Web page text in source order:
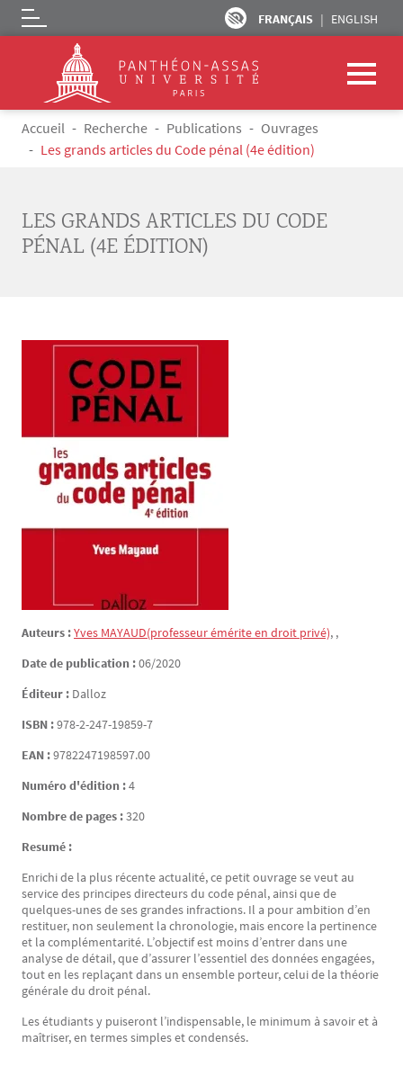
Aller au contenu principal
FRANÇAIS ENGLISH
Logo
Fil d'Ariane
Accueil Recherche Publications
Ouvrages
Les grands articles du Code pénal (4e édition)
LES GRANDS ARTICLES DU CODE
PÉNAL (4E ÉDITION)
Auteurs :Yves MAYAUD(professeur émérite en droit privé), ,
Date de publication :06/2020
Éditeur : Dalloz
ISBN :978-2-247-19859-7
EAN :9782247198597.00
Numéro d'édition :4
Nombre de pages :320
Resumé :
Enrichi de la plus récente actualité, ce petit ouvrage se veut au
service des principes directeurs du code pénal, ainsi que de
quelques-unes de ses grandes infractions. Il a pour ambition d’en
restituer, non seulement la chronologie, mais encore la pertinence
et la complémentarité. L’objectif est moins d’entrer dans une
analyse de détail, que d’assurer l’essentiel des données engagées,
tout en les replaçant dans un ensemble porteur, celui de la théorie
générale du droit pénal.
Les étudiants y puiseront l’indispensable, le minimum à savoir et à
maîtriser, en termes simples et condensés.